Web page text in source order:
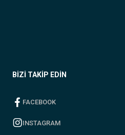
BİZİ TAKİP EDİN
FACEBOOK
INSTAGRAM